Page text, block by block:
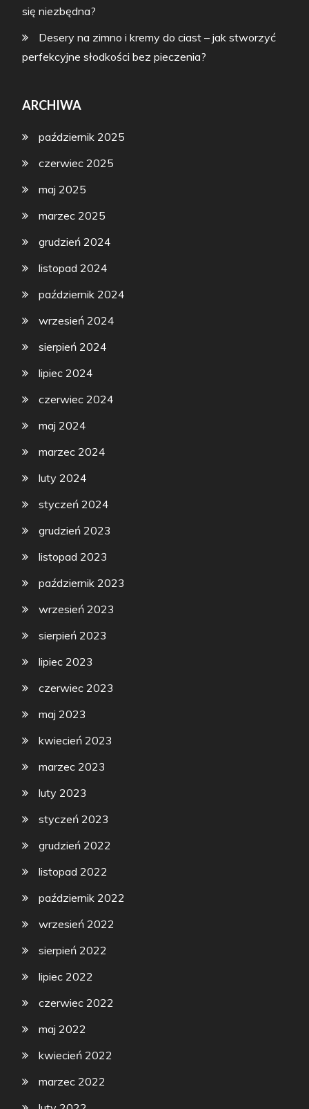
się niezbędna?
Desery na zimno i kremy do ciast – jak stworzyć
perfekcyjne słodkości bez pieczenia?
ARCHIWA
październik 2025
czerwiec 2025
maj 2025
marzec 2025
grudzień 2024
listopad 2024
październik 2024
wrzesień 2024
sierpień 2024
lipiec 2024
czerwiec 2024
maj 2024
marzec 2024
luty 2024
styczeń 2024
grudzień 2023
listopad 2023
październik 2023
wrzesień 2023
sierpień 2023
lipiec 2023
czerwiec 2023
maj 2023
kwiecień 2023
marzec 2023
luty 2023
styczeń 2023
grudzień 2022
listopad 2022
październik 2022
wrzesień 2022
sierpień 2022
lipiec 2022
czerwiec 2022
maj 2022
kwiecień 2022
marzec 2022